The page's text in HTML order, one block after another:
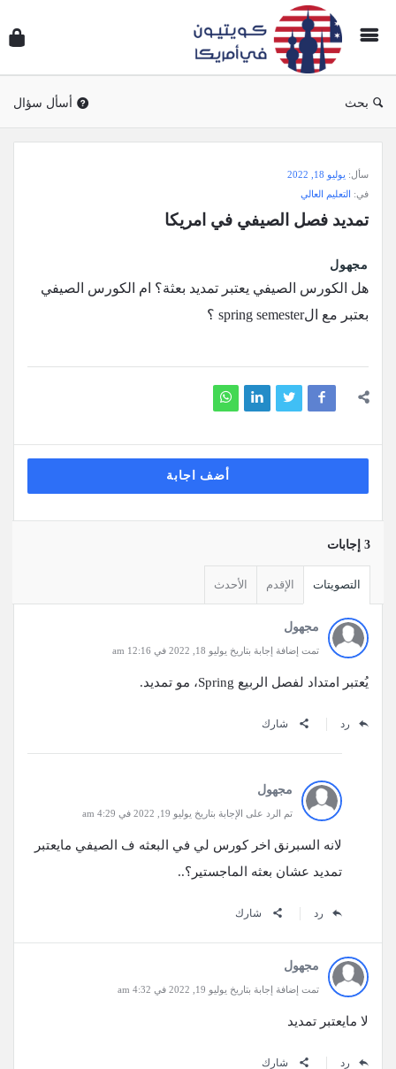
بحث أسأل سؤال
وجواب
أمريكا
الاحدث
أسئلة
سأل: يوليو 18, 2022
في: التعليم العالي
تمديد فصل الصيفي في امريكا
مجهول
هل الكورس الصيفي يعتبر تمديد بعثة؟ ام الكورس الصيفي
بعتبر مع الspring semester ؟
أضف اجابة
‫3 إجابات
التصويتات الإقدم الأحدث
مجهول
تمت إضافة إجابة بتاريخ يوليو 18, 2022 في 12:16 am
يُعتبر امتداد لفصل الربيع Spring، مو تمديد.
رد شارك
مجهول
تم الرد على الإجابة بتاريخ يوليو 19, 2022 في 4:29 am
لانه السبرنق اخر كورس لي في البعثه ف الصيفي مايعتبر
تمديد عشان بعثه الماجستير؟..
رد شارك
مجهول
تمت إضافة إجابة بتاريخ يوليو 19, 2022 في 4:32 am
لا مايعتبر تمديد
رد شارك